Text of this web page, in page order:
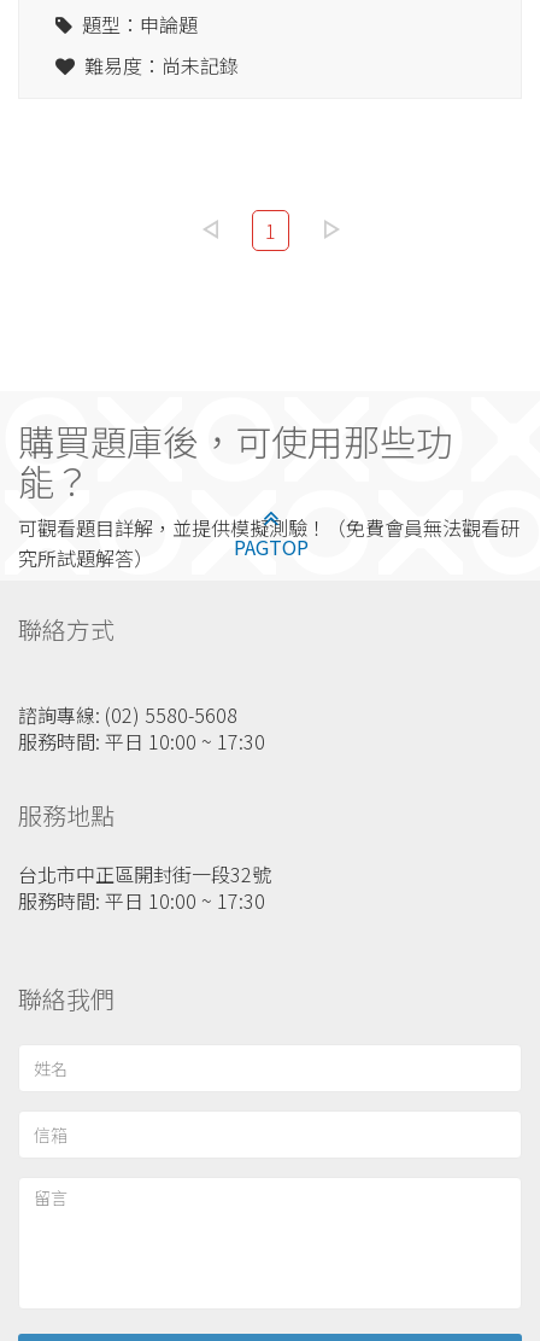
題型：申論題
難易度：尚未記錄
1
購買題庫後，可使用那些功
能？
可觀看題目詳解，並提供模擬測驗！（免費會員無法觀看研
究所試題解答）
PAGTOP
聯絡方式
諮詢專線: (02) 5580-5608
服務時間: 平日 10:00 ~ 17:30
服務地點
台北市中正區開封街一段32號
服務時間: 平日 10:00 ~ 17:30
聯絡我們